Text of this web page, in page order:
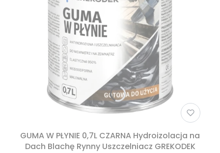
GUMA W PŁYNIE 0,7L CZARNA Hydroizolacja na
Dach Blachę Rynny Uszczelniacz GREKODEK